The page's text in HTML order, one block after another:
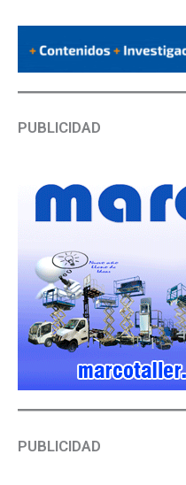
PUBLICIDAD
PUBLICIDAD